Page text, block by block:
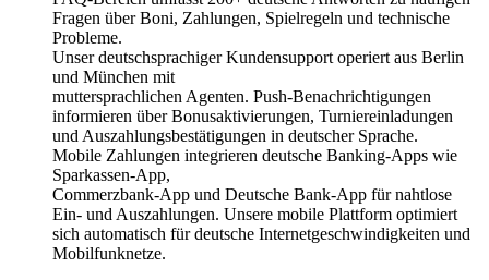
Fragen über Boni, Zahlungen, Spielregeln und technische
Probleme.
Unser deutschsprachiger Kundensupport operiert aus Berlin
und München mit
muttersprachlichen Agenten. Push-Benachrichtigungen
informieren über Bonusaktivierungen, Turniereinladungen
und Auszahlungsbestätigungen in deutscher Sprache.
Mobile Zahlungen integrieren deutsche Banking-Apps wie
Sparkassen-App,
Commerzbank-App und Deutsche Bank-App für nahtlose
Ein- und Auszahlungen. Unsere mobile Plattform optimiert
sich automatisch für deutsche Internetgeschwindigkeiten und
Mobilfunknetze.